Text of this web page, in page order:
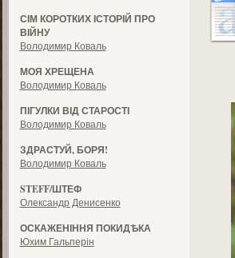
СІМ КОРОТКИХ ІСТОРІЙ ПРО
ВІЙНУ
Володимир Коваль
МОЯ ХРЕЩЕНА
Володимир Коваль
ПІГУЛКИ ВІД СТАРОСТІ
Володимир Коваль
ЗДРАСТУЙ, БОРЯ!
Володимир Коваль
STEFF/ШТЕФ
Олександр Денисенко
ОСКАЖЕНІННЯ ПОКИДѢКА
Юхим Гальперін